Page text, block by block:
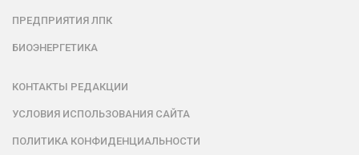
ПРЕДПРИЯТИЯ ЛПК
БИОЭНЕРГЕТИКА
КОНТАКТЫ РЕДАКЦИИ
УСЛОВИЯ ИСПОЛЬЗОВАНИЯ САЙТА
ПОЛИТИКА КОНФИДЕНЦИАЛЬНОСТИ